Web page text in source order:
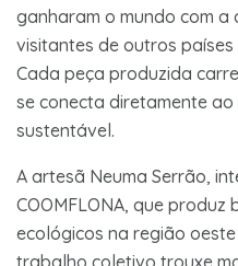
ganharam o mundo com a
visitantes de outros
Cada peça produzida
se conecta diretamente
sustentável.
A artesã Neuma Serrão,
COOMFLONA, que
ecológicos na região
trabalho coletivo trouxe